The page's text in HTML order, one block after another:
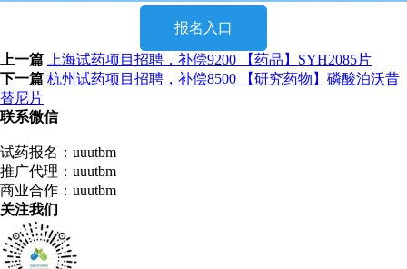
报名入口
上一篇
上海试药项目招聘，补偿9200 【药品】SYH2085片
下一篇 杭州试药项目招聘，补偿8500 【研究药物】磷酸泊沃昔
替尼片
联系微信
试药报名：uuutbm
推广代理：uuutbm
商业合作：uuutbm
关注我们